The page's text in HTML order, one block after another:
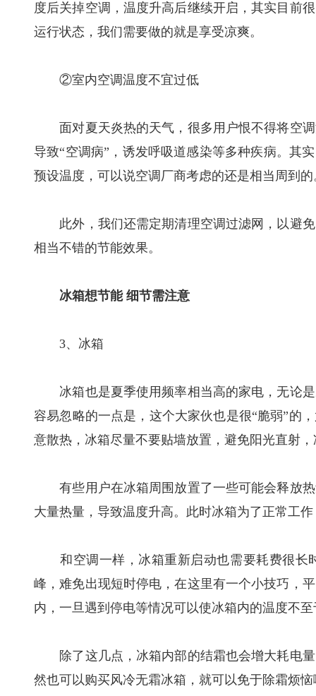
度后关掉空调，温度升高后继续开启，其实目前
运行状态，我们需要做的就是享受凉爽。
②室内空调温度不宜过低
面对夏天炎热的天气，很多用户恨不得将空调
导致“空调病”，诱发呼吸道感染等多种疾病。其
预设温度，可以说空调厂商考虑的还是相当周到的
此外，我们还需定期清理空调过滤网，以避免
相当不错的节能效果。
冰箱想节能 细节需注意
3、冰箱
冰箱也是夏季使用频率相当高的家电，无论是
容易忽略的一点是，这个大家伙也是很“脆弱”的
意散热，冰箱尽量不要贴墙放置，避免阳光直射
有些用户在冰箱周围放置了一些可能会释放热
大量热量，导致温度升高。此时冰箱为了正常工
和空调一样，冰箱重新启动也需要耗费很长
峰，难免出现短时停电，在这里有一个小技巧，
内，一旦遇到停电等情况可以使冰箱内的温度不
除了这几点，冰箱内部的结霜也会增大耗电量
然也可以购买风冷无霜冰箱，就可以免于除霜烦恼